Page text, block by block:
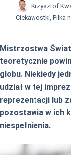
Krzysztof
Ciekawostki, Piłka
Mistrzostwa
teoretycznie
globu. Niekiedy
udział w tej
reprezentacji lub
pozostawia w ich
niespełnienia.